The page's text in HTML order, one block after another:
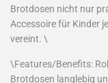
Brotdosen nicht nur
Accessoire für Kinder
vereint. \
\Features/Benefits:
Brotdosen langlebig